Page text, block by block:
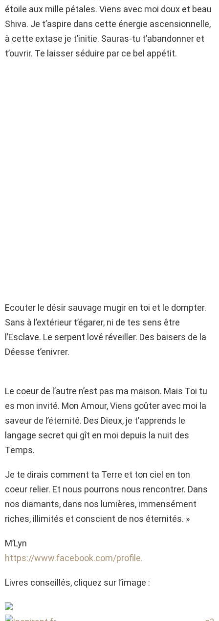
étoile aux mille pétales. Viens avec moi doux et beau
Shiva. Je t’aspire dans cette énergie ascensionnelle,
à cette extase je t’initie. Sauras-tu t’abandonner et
t’ouvrir. Te laisser séduire par ce bel appétit.
Ecouter le désir sauvage mugir en toi et le dompter.
Sans à l’extérieur t’égarer, ni de tes sens être
l’Esclave. Le serpent lové réveiller. Des baisers de la
Déesse t’enivrer.
Le coeur de l’autre n’est pas ma maison. Mais Toi tu
es mon invité. Mon Amour, Viens goûter avec moi la
saveur de l’éternité. Des Dieux, je t’apprends le
langage secret qui gît en moi depuis la nuit des
Temps.
Je te dirais comment ta Terre et ton ciel en ton
coeur relier. Et nous pourrons nous rencontrer. Dans
nos diamants, dans nos lumières, immensément
riches, illimités et conscient de nos éternités. »
M’Lyn
https://www.facebook.com/profile.
Livres conseillés, cliquez sur l’image :